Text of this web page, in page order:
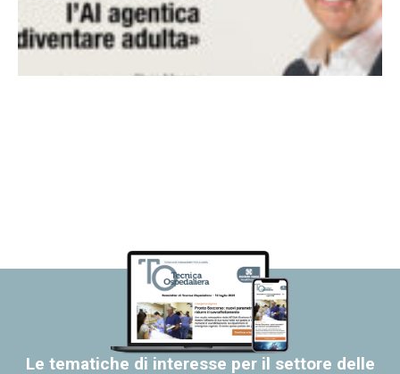
Le tematiche di interesse per il settore delle